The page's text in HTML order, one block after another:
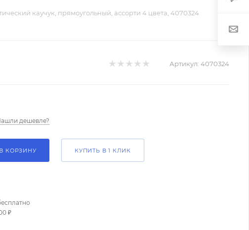
каучук, прямоугольный, ассорти 4 цвета, 4070324
Артикул: 4070324
дешевле?
В КОРЗИНУ КУПИТЬ В 1 КЛИК
₽